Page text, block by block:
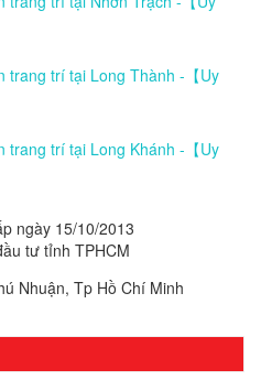
trang trí tại Long Thành -【Uy
trang trí tại Long Khánh -【Uy
ngày 15/10/2013
tư tỉnh TPHCM
Nhuận, Tp Hồ Chí Minh